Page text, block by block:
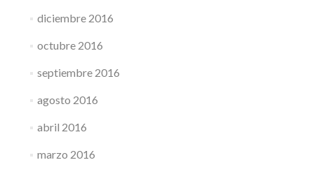
diciembre 2016
octubre 2016
septiembre 2016
agosto 2016
abril 2016
marzo 2016